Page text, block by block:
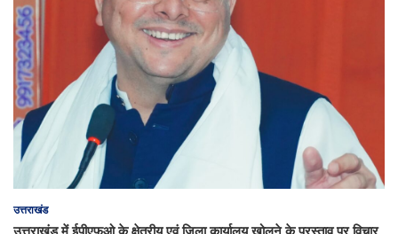
उत्तराखंड
उत्तराखंड में ईपीएफओ के क्षेत्रीय एवं जिला कार्यालय खोलने के प्रस्ताव पर विचार